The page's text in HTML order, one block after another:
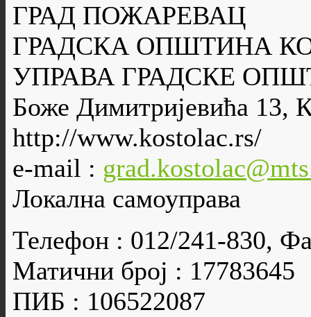
ГРАД ПОЖАРЕВАЦ
ГРАДСКА ОПШТИНА
УПРАВА ГРАДСКЕ
Боже Димитријевића 13,
http://www.kostolac.rs/
e-mail :
Локална самоуправа
Телефон : 012/241-830,
Матични број : 17783645
ПИБ : 106522087